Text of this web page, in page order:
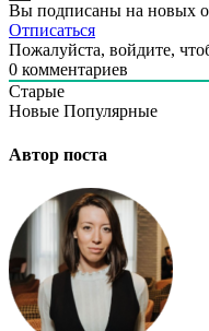
Вы подписаны на новых
Отписаться
Пожалуйста, войдите,
0 комментариев
Старые
Новые Популярные
Автор поста